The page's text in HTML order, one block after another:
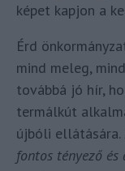
képet kapjon a
Érd
mind meleg,
továbbá jó hír,
termálkút
újbóli ellátására.
fontos tényező